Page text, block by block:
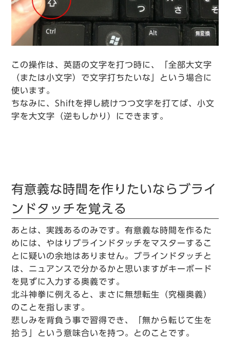
この操作は、英語の文字を打つ時に、「全部大文字
（または小文字）で文字打ちたいな」という場合に
使います。
ちなみに、Shiftを押し続けつつ文字を打てば、小文
字を大文字（逆もしかり）にできます。
有意義な時間を作りたいならブライ
ンドタッチを覚える
あとは、実践あるのみです。有意義な時間を作るた
めには、やはりブラインドタッチをマスターするこ
とに疑いの余地はありません。ブラインドタッチと
は、ニュアンスで分かるかと思いますがキーボード
を見ずに入力する奥義です。
北斗神拳に例えると、まさに無想転生（究極奥義）
のことを指します。
悲しみを背負う事で習得でき、「無から転じて生を
拾う」という意味合いを持つ。とのことです。